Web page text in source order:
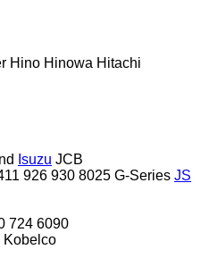
Hino Hinowa Hitachi
Isuzu JCB
926 930 8025 G-Series JS
724 6090
Kobelco